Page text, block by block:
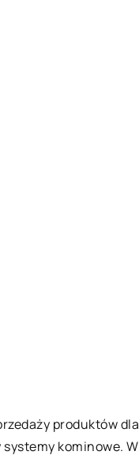
produktów
kominowe.